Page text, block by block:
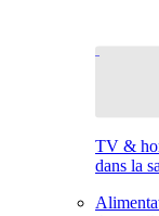
TV &
dans la